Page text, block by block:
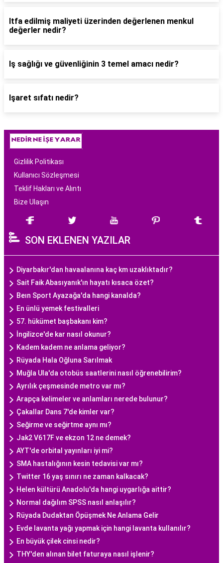
Itfa edilmiş maliyeti üzerinden değerlenen menkul
değerler nedir?
Iş sağlığı ve güvenliğinin 3 temel amacı nedir?
Işaret sıfatı nedir?
Gizlilik Politikası
Kullanıcı Sözleşmesi
Teklif Hakları ve Alıntı
Bize Ulaşın
SON EKLENEN YAZILAR
Diyarbakır'dan havaalanına kaç km uzaklıktadır?
Sait Faik Abasıyanık'ın hayatı kısaca özet?
Beın Sport Ayazağa'da hangi kanalda?
En ünlü yemek festivalleri
57. hükümet başbakanı kim?
İngilizce'de kar nasıl okunur?
Kadem kadem ne anlama geliyor?
Rüyada Hala Oğluna Sarılmak
Muğla Ula'da otobüs saatlerini nasıl öğrenebilirim?
Ayrılık çeşmesinde metro var mı?
Arapça kelimeler ve anlamları nerede bulunur?
Çakallar Dans 7'de kimler var?
Seğirme ve seğirtme aynı mı?
Jak2 V617F ve ekzon 12 ne demek?
AYT'de orbital yayınları iyi mi?
SMA hastalığının kesin tedavisi var mı?
Twitter 16 yaş sınırı ne zaman kalkacak?
Helen kültürü Anadolu'da hangi uygarlığa aittir?
Normal dağılım SPSS nasıl anlaşılır?
Rüyada Dudaktan Öpüşmek Ne Anlama Gelir
Evde lavanta yağı yapmak için hangi lavanta kullanılır?
En büyük çilek cinsi nedir?
THY'den alınan bilet faturaya nasıl işlenir?